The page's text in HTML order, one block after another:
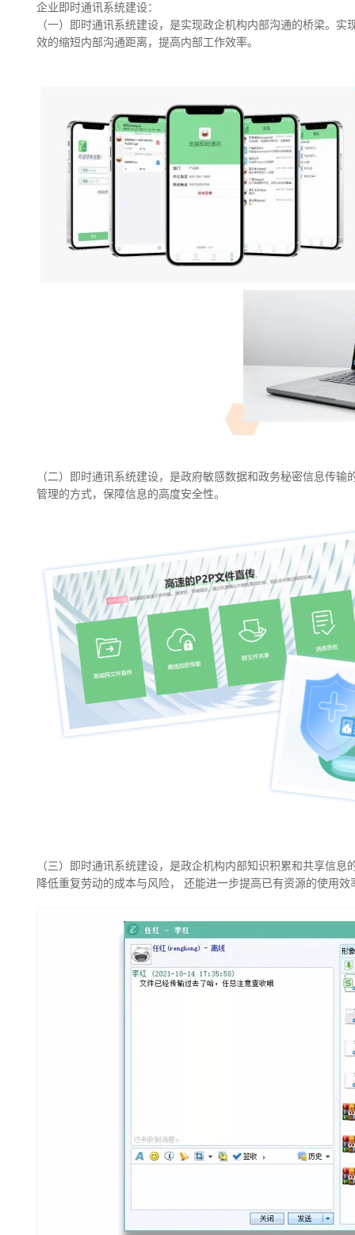
企业即时通讯系统建设：
（一）即时通讯系统建设，是实现政企机构内部沟通的桥梁。
效的缩短内部沟通距离，提高内部工作效率。
（二）即时通讯系统建设，是政府敏感数据和政务秘密信息传
管理的方式，保障信息的高度安全性。
（三）即时通讯系统建设，是政企机构内部知识积累和共享信
降低重复劳动的成本与风险， 还能进一步提高已有资源的使用